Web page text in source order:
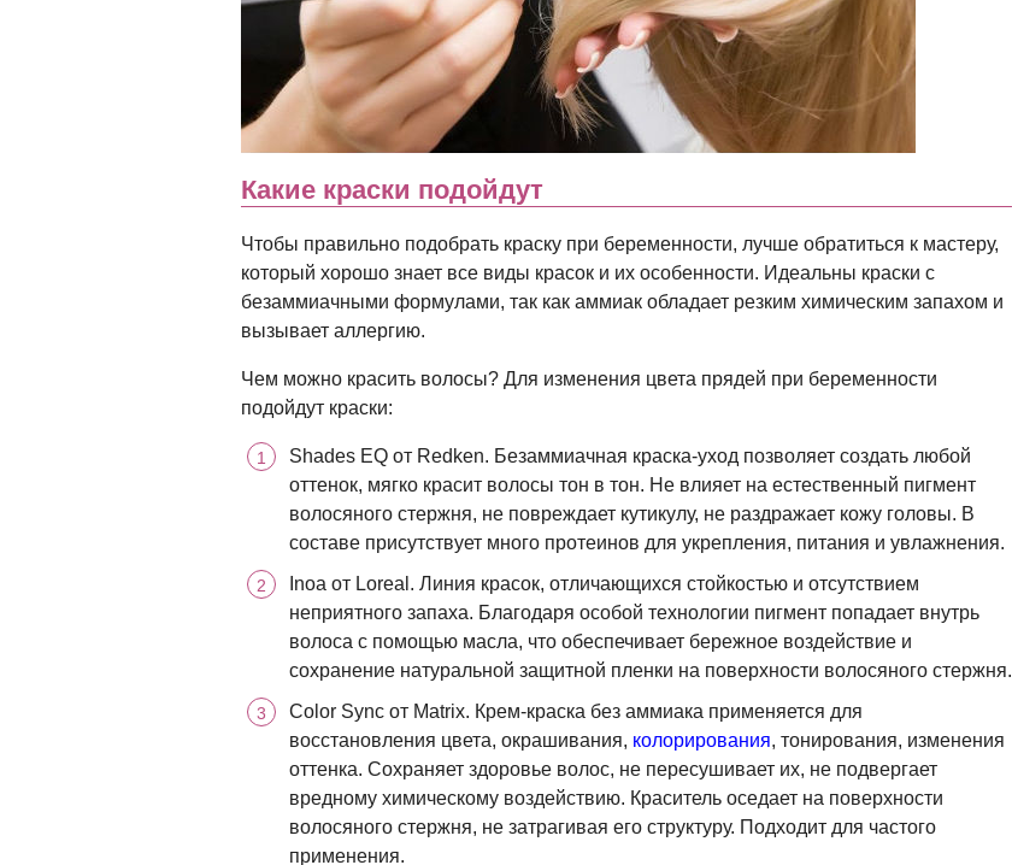
Какие краски подойдут
Чтобы правильно подобрать краску при беременности, лучше обратиться к мастеру,
который хорошо знает все виды красок и их особенности. Идеальны краски с
безаммиачными формулами, так как аммиак обладает резким химическим запахом и
вызывает аллергию.
Чем можно красить волосы? Для изменения цвета прядей при беременности
подойдут краски:
Shades EQ от Redken. Безаммиачная краска-уход позволяет создать любой
оттенок, мягко красит волосы тон в тон. Не влияет на естественный пигмент
волосяного стержня, не повреждает кутикулу, не раздражает кожу головы. В
составе присутствует много протеинов для укрепления, питания и увлажнения.
Inoa от Loreal. Линия красок, отличающихся стойкостью и отсутствием
неприятного запаха. Благодаря особой технологии пигмент попадает внутрь
волоса с помощью масла, что обеспечивает бережное воздействие и
сохранение натуральной защитной пленки на поверхности волосяного стержня.
Color Sync от Matrix. Крем-краска без аммиака применяется для
восстановления цвета, окрашивания, колорирования, тонирования, изменения
оттенка. Сохраняет здоровье волос, не пересушивает их, не подвергает
вредному химическому воздействию. Краситель оседает на поверхности
волосяного стержня, не затрагивая его структуру. Подходит для частого
применения.